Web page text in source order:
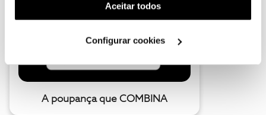
(cookies de publicidade personalizada). Pode gerir a
utilização dos cookies clicando em "Configurar
Aceitar todos
Configurar cookies
A poupança que COMBINA